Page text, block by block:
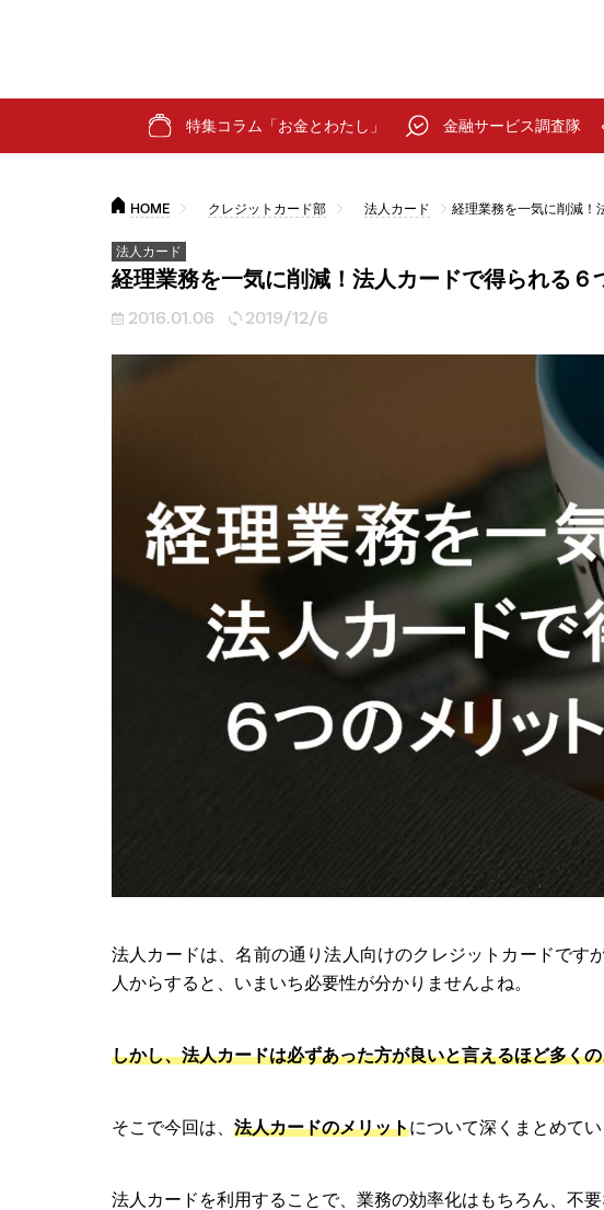
特集コラム「お金とわたし」 金融サービス調査隊
HOME クレジットカード部 法人カード 経理業務を一気に削減！
法人カード
経理業務を一気に削減！法人カードで得られる６
2016.01.06 2019/12/6
法人カードは、名前の通り法人向けのクレジットカードです
人からすると、いまいち必要性が分かりませんよね。
しかし、法人カードは必ずあった方が良いと言えるほど多く
そこで今回は、 法人カードのメリットについて深くまとめてい
法人カードを利用することで、業務の効率化はもちろん、不